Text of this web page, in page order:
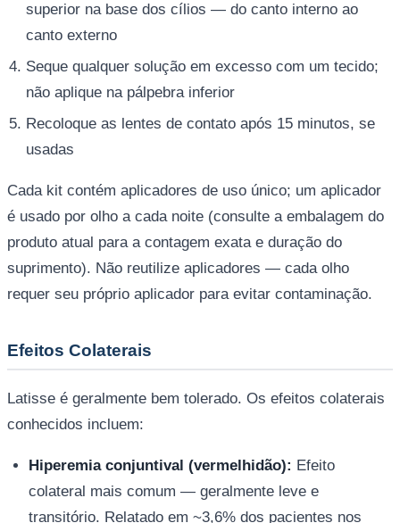
superior na base dos cílios — do canto interno ao
canto externo
Seque qualquer solução em excesso com um tecido;
não aplique na pálpebra inferior
Recoloque as lentes de contato após 15 minutos, se
usadas
Cada kit contém aplicadores de uso único; um aplicador
é usado por olho a cada noite (consulte a embalagem do
produto atual para a contagem exata e duração do
suprimento). Não reutilize aplicadores — cada olho
requer seu próprio aplicador para evitar contaminação.
Efeitos Colaterais
Latisse é geralmente bem tolerado. Os efeitos colaterais
conhecidos incluem:
Hiperemia conjuntival (vermelhidão): Efeito
colateral mais comum — geralmente leve e
transitório. Relatado em ~3,6% dos pacientes nos